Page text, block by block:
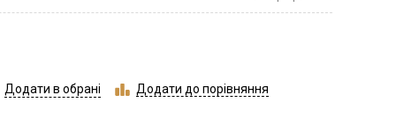
Додати в обрані Додати до порівняння